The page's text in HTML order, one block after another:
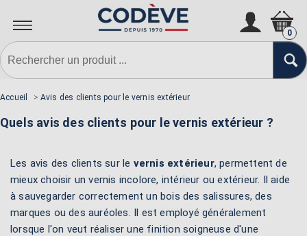
0
Accueil > Avis des clients pour le vernis extérieur
Quels avis des clients pour le vernis extérieur ?
Les avis des clients sur le vernis extérieur, permettent de
mieux choisir un vernis incolore, intérieur ou extérieur. Il aide
à sauvegarder correctement un bois des salissures, des
marques ou des auréoles. Il est employé généralement
lorsque l'on veut réaliser une finition soigneuse d'une